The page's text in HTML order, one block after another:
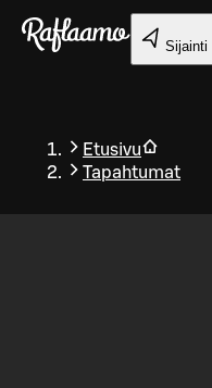
Siirry pääsisältöön
Sijainti
Etusivu
Tapahtumat
Takaisin